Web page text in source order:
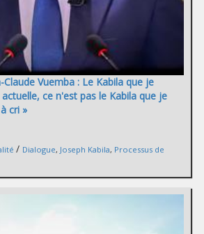
Claude Vuemba : Le Kabila que je
ce n'est pas le Kabila que je
cri »
/ Dialogue, Joseph Kabila, Processus de